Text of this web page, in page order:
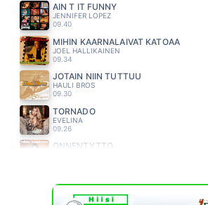
AIN T IT FUNNY
JENNIFER LOPEZ
09.40
MIHIN KAARNALAIVAT KATOAA
JOEL HALLIKAINEN
09.34
JOTAIN NIIN TUTTUU
HAULI BROS
09.30
TORNADO
EVELINA
09.26
ONNENTYTTÖ
POPEDA